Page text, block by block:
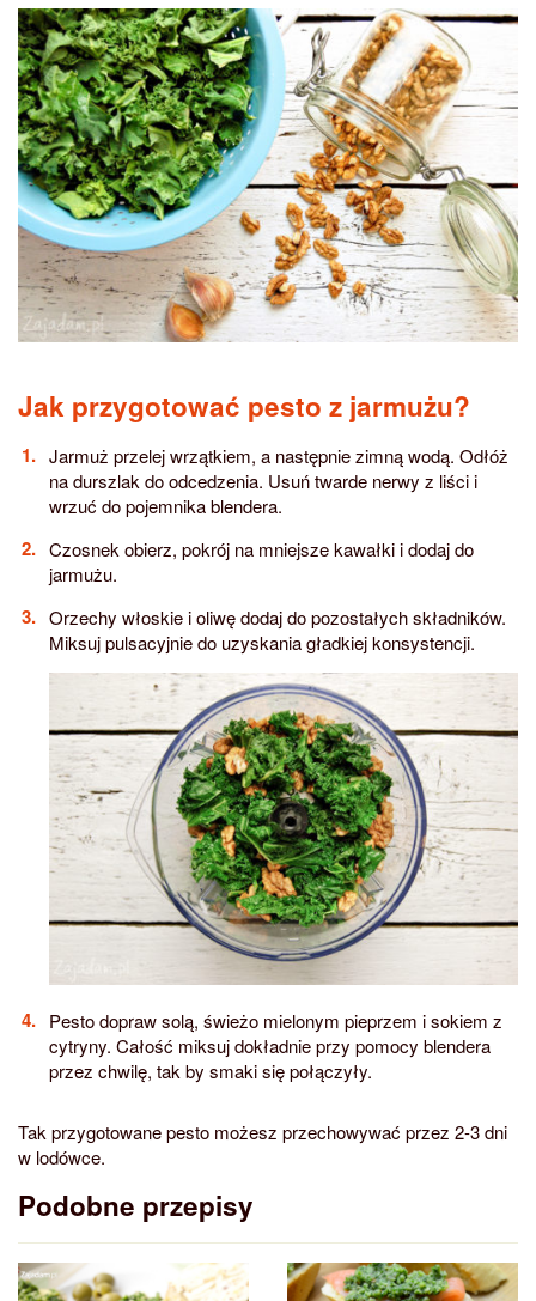
Jak przygotować pesto z jarmużu?
Jarmuż przelej wrzątkiem, a następnie zimną wodą. Odłóż
na durszlak do odcedzenia. Usuń twarde nerwy z liści i
wrzuć do pojemnika blendera.
Czosnek obierz, pokrój na mniejsze kawałki i dodaj do
jarmużu.
Orzechy włoskie i oliwę dodaj do pozostałych składników.
Miksuj pulsacyjnie do uzyskania gładkiej konsystencji.
Pesto dopraw solą, świeżo mielonym pieprzem i sokiem z
cytryny. Całość miksuj dokładnie przy pomocy blendera
przez chwilę, tak by smaki się połączyły.
Tak przygotowane pesto możesz przechowywać przez 2-3 dni
w lodówce.
Podobne przepisy